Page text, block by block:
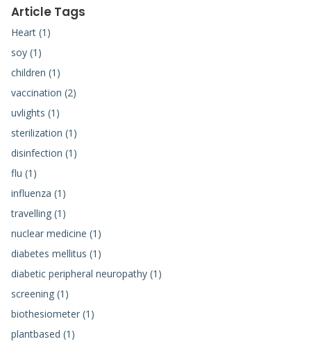
Article Tags
Heart (1)
soy (1)
children (1)
vaccination (2)
uvlights (1)
sterilization (1)
disinfection (1)
flu (1)
influenza (1)
travelling (1)
nuclear medicine (1)
diabetes mellitus (1)
diabetic peripheral neuropathy (1)
screening (1)
biothesiometer (1)
plantbased (1)